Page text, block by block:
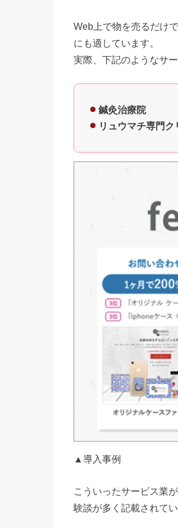
Web上で物を売るだけ
にも適しています。
実際、下記のようなサ
鍼灸治療院
リュウマチ専門ク
▲導入事例
こういったサービス業
験談が多く記載されてい